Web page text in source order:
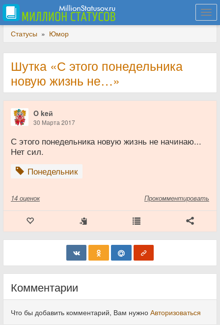
Статусы » Юмор
Шутка «С этого понедельника
новую жизнь не…»
O keй
30 Марта 2017
С этого понедельника новую жизнь не начинаю...
Нет сил.
Понедельник
14 оценок Прокомментировать
Комментарии
Что бы добавить комментарий, Вам нужно Авторизоваться